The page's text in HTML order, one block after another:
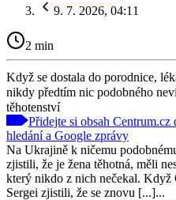
9. 7. 2026, 04:11
2 min
Když se dostala do porodnice,
nikdy předtím nic podobného
těhotenství
Přidejte si obsah
hledání a Google zprávy
Na Ukrajině k ničemu
zjistili, že je žena těhotná, měli
který nikdo z nich nečekal. Když
Sergei zjistili, že se znovu [...]...